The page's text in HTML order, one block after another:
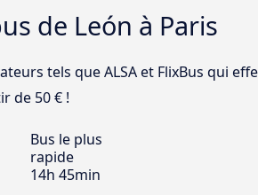
de León à Paris
tels que ALSA et FlixBus qui
de 50 € !
Bus le plus
rapide
14h 45min